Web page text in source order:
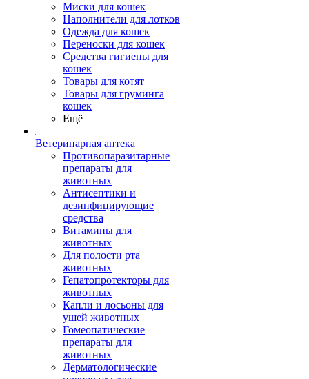
Миски для кошек
Наполнители для лотков
Одежда для кошек
Переноски для кошек
Средства гигиены для
кошек
Товары для котят
Товары для груминга
кошек
Ещё
Ветеринарная аптека
Противопаразитарные
препараты для
животных
Антисептики и
дезинфицирующие
средства
Витамины для
животных
Для полости рта
животных
Гепатопротекторы для
животных
Капли и лосьоны для
ушей животных
Гомеопатические
препараты для
животных
Дерматологические